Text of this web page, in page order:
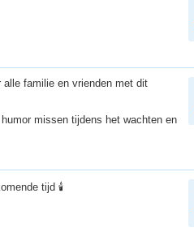
familie en vrienden met dit
missen tijdens het wachten en
tijd 🕯